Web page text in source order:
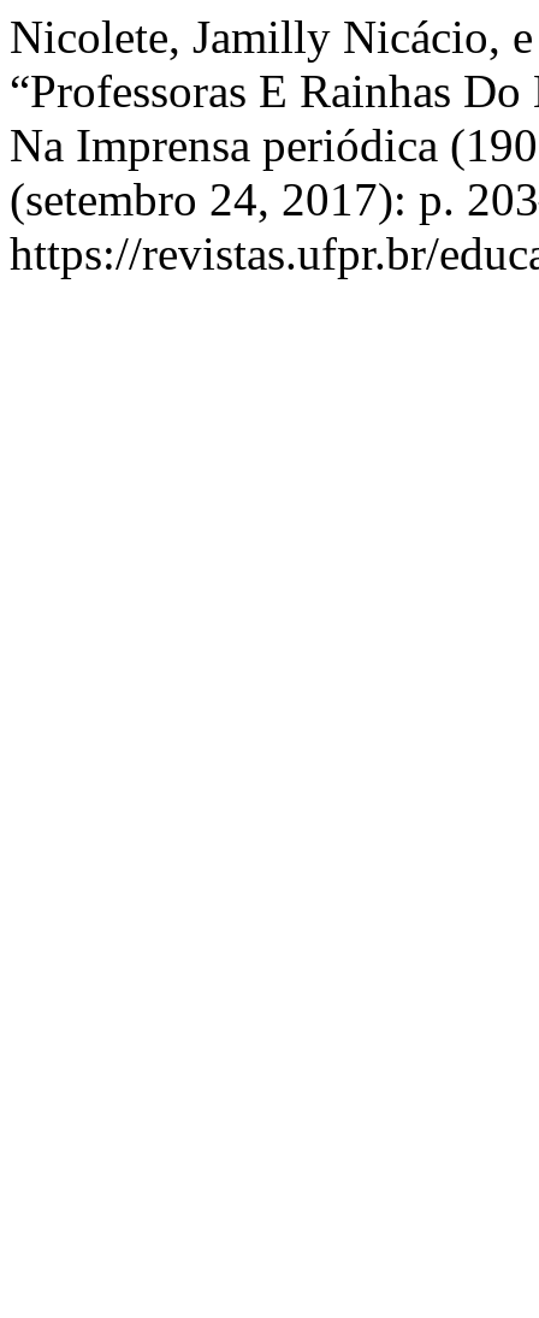
Nicolete, Jamilly Nicácio, e
“Professoras E Rainhas
Na Imprensa periódica
(setembro 24, 2017): p.
https://revistas.ufpr.br/